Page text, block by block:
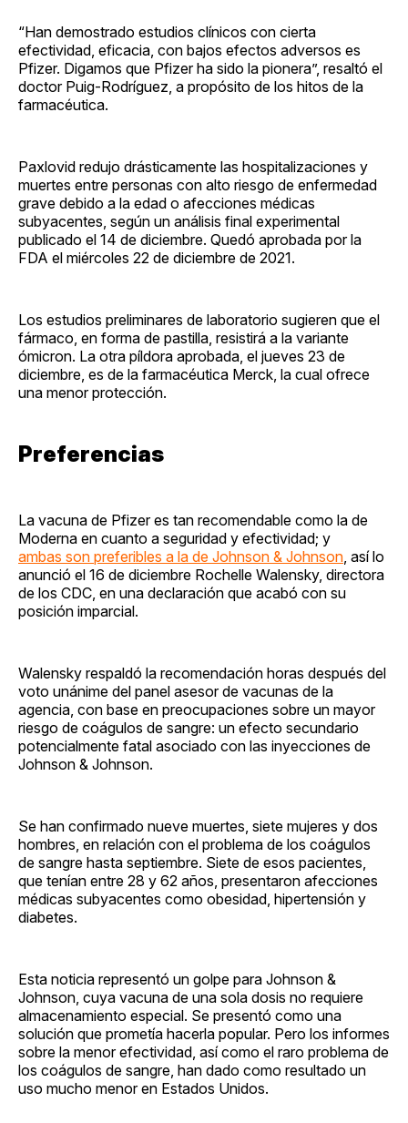
“Han demostrado estudios clínicos con cierta
efectividad, eficacia, con bajos efectos adversos es
Pfizer. Digamos que Pfizer ha sido la pionera”, resaltó el
doctor Puig-Rodríguez, a propósito de los hitos de la
farmacéutica.
Paxlovid redujo drásticamente las hospitalizaciones y
muertes entre personas con alto riesgo de enfermedad
grave debido a la edad o afecciones médicas
subyacentes, según un análisis final experimental
publicado el 14 de diciembre. Quedó aprobada por la
FDA el miércoles 22 de diciembre de 2021.
Los estudios preliminares de laboratorio sugieren que el
fármaco, en forma de pastilla, resistirá a la variante
ómicron. La otra píldora aprobada, el jueves 23 de
diciembre, es de la farmacéutica Merck, la cual ofrece
una menor protección.
Preferencias
La vacuna de Pfizer es tan recomendable como la de
Moderna en cuanto a seguridad y efectividad; y
ambas son preferibles a la de Johnson & Johnson, así lo
anunció el 16 de diciembre Rochelle Walensky, directora
de los CDC, en una declaración que acabó con su
posición imparcial.
Walensky respaldó la recomendación horas después del
voto unánime del panel asesor de vacunas de la
agencia, con base en preocupaciones sobre un mayor
riesgo de coágulos de sangre: un efecto secundario
potencialmente fatal asociado con las inyecciones de
Johnson & Johnson.
Se han confirmado nueve muertes, siete mujeres y dos
hombres, en relación con el problema de los coágulos
de sangre hasta septiembre. Siete de esos pacientes,
que tenían entre 28 y 62 años, presentaron afecciones
médicas subyacentes como obesidad, hipertensión y
diabetes.
Esta noticia representó un golpe para Johnson &
Johnson, cuya vacuna de una sola dosis no requiere
almacenamiento especial. Se presentó como una
solución que prometía hacerla popular. Pero los informes
sobre la menor efectividad, así como el raro problema de
los coágulos de sangre, han dado como resultado un
uso mucho menor en Estados Unidos.